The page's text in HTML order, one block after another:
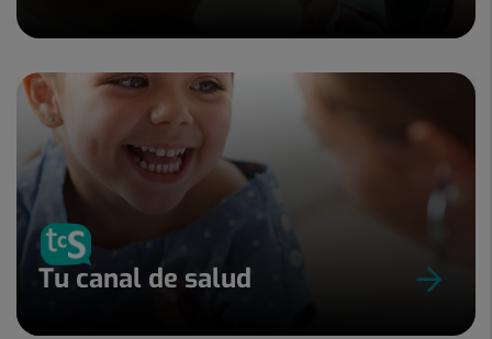
Tu canal de salud